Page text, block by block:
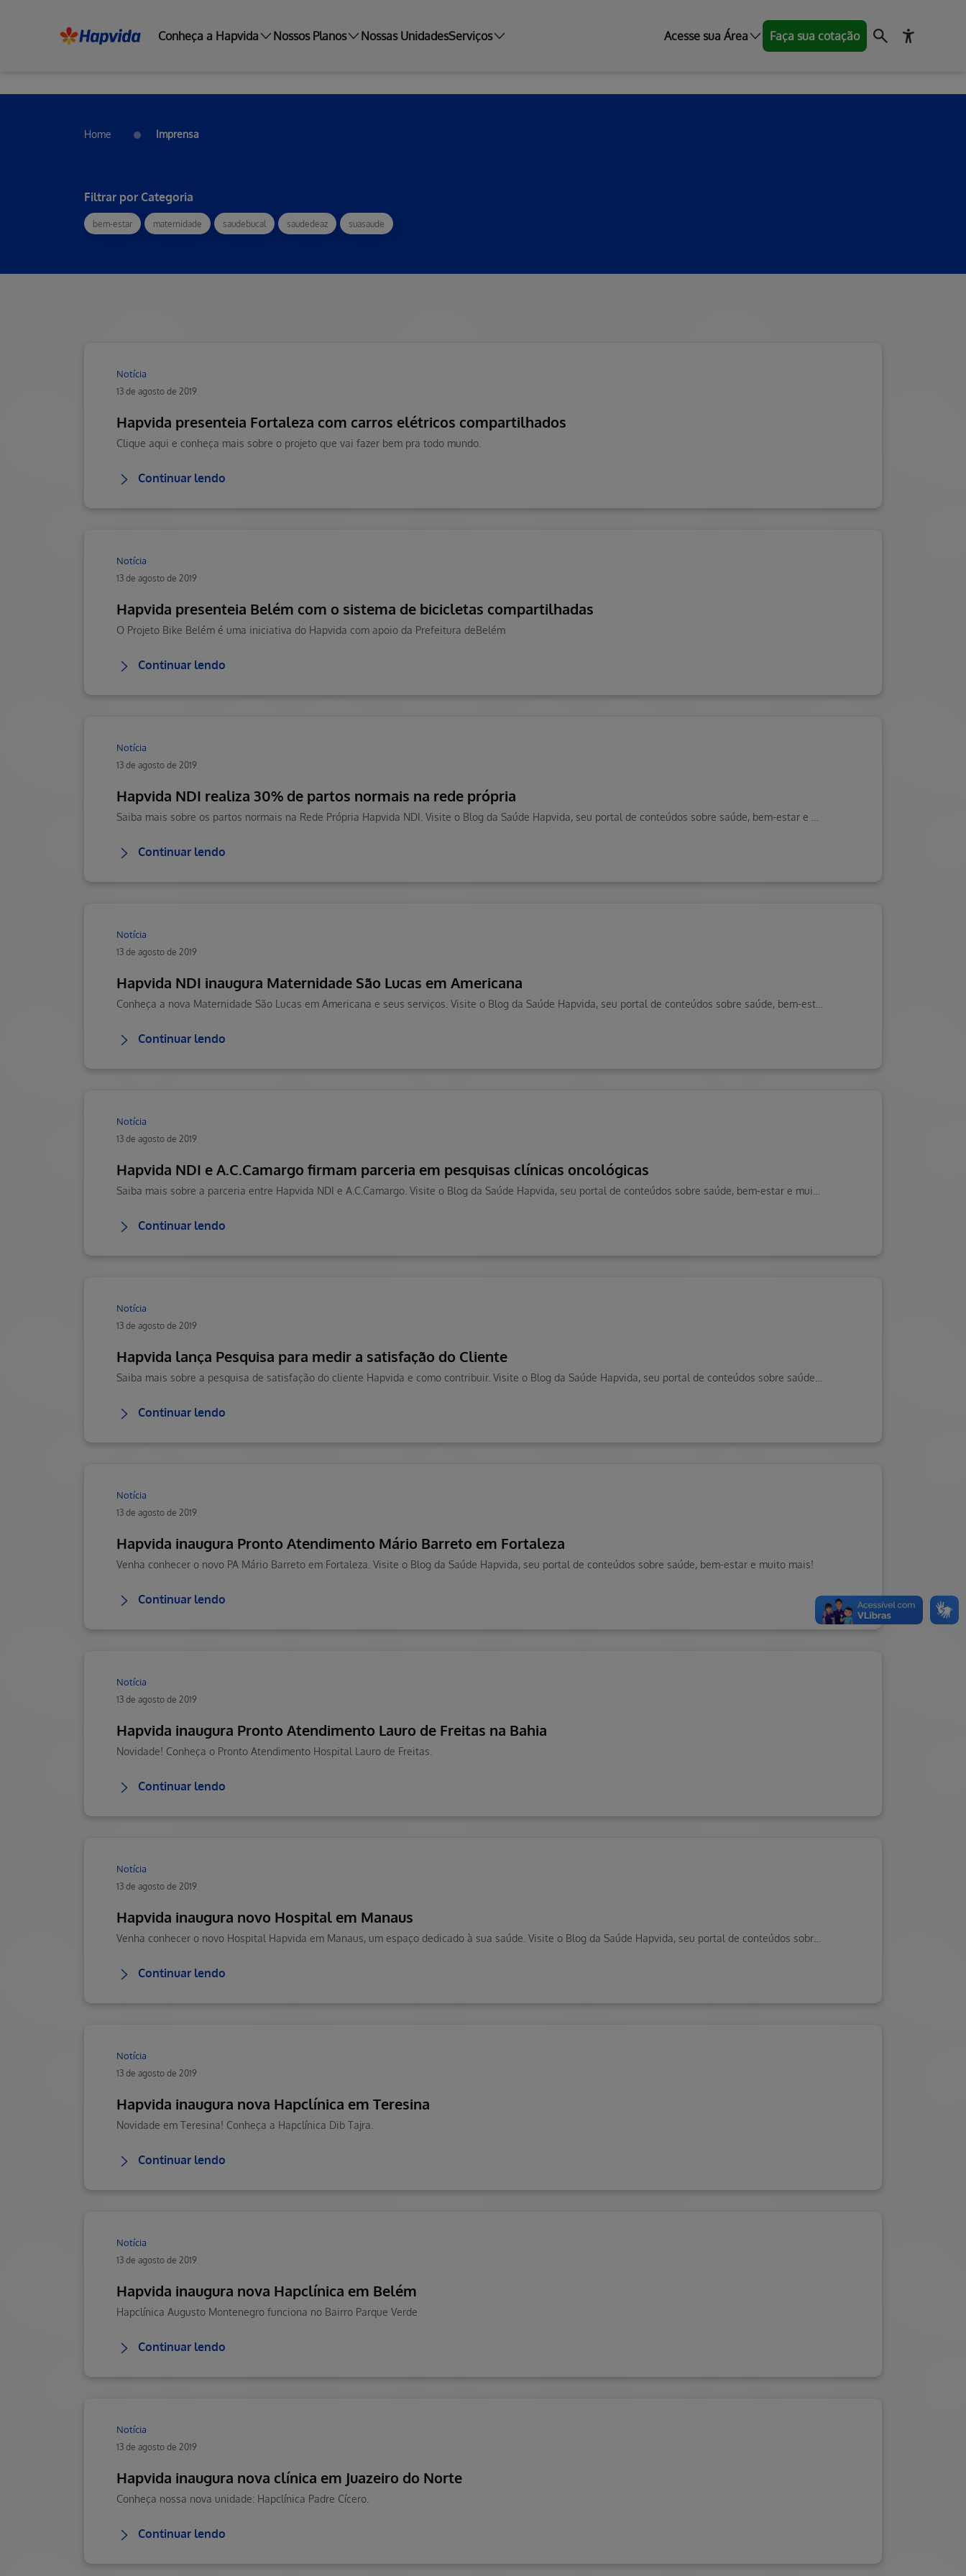
Conheça a Hapvida Nossos Planos Nossas UnidadesServiços Acesse sua Área Faça sua cotação
Home Imprensa
Filtrar por Categoria
bem-estar maternidade saudebucal saudedeaz suasaude
Notícia
13 de agosto de 2019
Hapvida presenteia Fortaleza com carros elétricos compartilhados
Clique aqui e conheça mais sobre o projeto que vai fazer bem pra todo mundo.
Continuar lendo
Notícia
13 de agosto de 2019
Hapvida presenteia Belém com o sistema de bicicletas compartilhadas
O Projeto Bike Belém é uma iniciativa do Hapvida com apoio da Prefeitura deBelém
Continuar lendo
Notícia
13 de agosto de 2019
Hapvida NDI realiza 30% de partos normais na rede própria
Continuar lendo
Notícia
13 de agosto de 2019
Hapvida NDI inaugura Maternidade São Lucas em Americana
Continuar lendo
Notícia
13 de agosto de 2019
Hapvida NDI e A.C.Camargo firmam parceria em pesquisas clínicas oncológicas
Continuar lendo
Notícia
13 de agosto de 2019
Hapvida lança Pesquisa para medir a satisfação do Cliente
Continuar lendo
Notícia
13 de agosto de 2019
Hapvida inaugura Pronto Atendimento Mário Barreto em Fortaleza
Venha conhecer o novo PA Mário Barreto em Fortaleza. Visite o Blog da Saúde Hapvida, seu portal de conteúdos sobre saúde, bem-estar e muito mais!
Continuar lendo
Notícia
13 de agosto de 2019
Hapvida inaugura Pronto Atendimento Lauro de Freitas na Bahia
Novidade! Conheça o Pronto Atendimento Hospital Lauro de Freitas.
Continuar lendo
Notícia
13 de agosto de 2019
Hapvida inaugura novo Hospital em Manaus
Continuar lendo
Notícia
13 de agosto de 2019
Hapvida inaugura nova Hapclínica em Teresina
Novidade em Teresina! Conheça a Hapclínica Dib Tajra.
Continuar lendo
Notícia
13 de agosto de 2019
Hapvida inaugura nova Hapclínica em Belém
Hapclínica Augusto Montenegro funciona no Bairro Parque Verde
Continuar lendo
Notícia
13 de agosto de 2019
Hapvida inaugura nova clínica em Juazeiro do Norte
Conheça nossa nova unidade: Hapclínica Padre Cícero.
Continuar lendo